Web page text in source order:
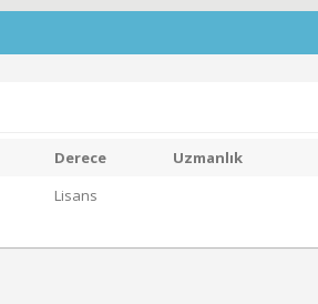
Derece Uzmanlık
Lisans